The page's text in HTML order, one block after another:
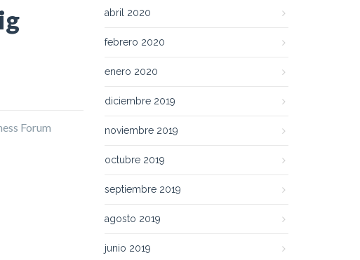
Forum
abril 2020
febrero 2020
enero 2020
diciembre 2019
noviembre 2019
octubre 2019
septiembre 2019
agosto 2019
junio 2019